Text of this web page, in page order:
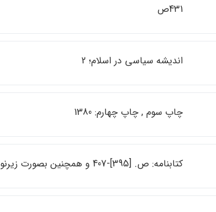
431ص
انديشه سياسي در اسلام؛ 2
چاپ سوم , چاپ چهارم: 1380
كتابنامه: ص. [395]-407 و همچنين بصورت زيرنويس